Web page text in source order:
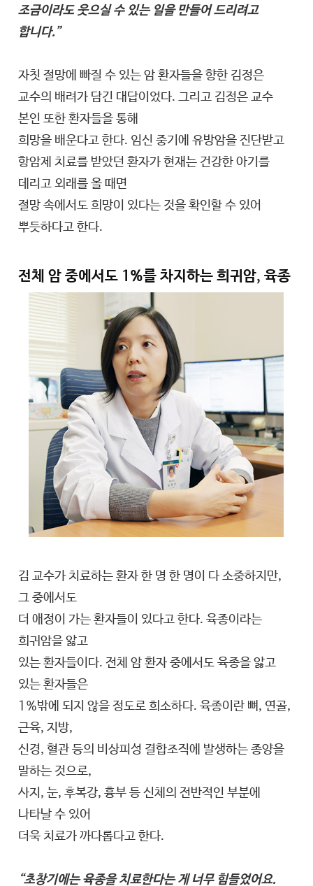
조금이라도 웃으실 수 있는 일을 만들어 드리려고
합니다.”
자칫 절망에 빠질 수 있는 암 환자들을 향한 김정은
교수의 배려가 담긴 대답이었다. 그리고 김정은 교수
본인 또한 환자들을 통해
희망을 배운다고 한다. 임신 중기에 유방암을 진단받고
항암제 치료를 받았던 환자가 현재는 건강한 아기를
데리고 외래를 올 때면
절망 속에서도 희망이 있다는 것을 확인할 수 있어
뿌듯하다고 한다.
전체 암 중에서도 1%를 차지하는 희귀암, 육종
김 교수가 치료하는 환자 한 명 한 명이 다 소중하지만,
그 중에서도
더 애정이 가는 환자들이 있다고 한다. 육종이라는
희귀암을 앓고
있는 환자들이다. 전체 암 환자 중에서도 육종을 앓고
있는 환자들은
1%밖에 되지 않을 정도로 희소하다. 육종이란 뼈, 연골,
근육, 지방,
신경, 혈관 등의 비상피성 결합조직에 발생하는 종양을
말하는 것으로,
사지, 눈, 후복강, 흉부 등 신체의 전반적인 부분에
나타날 수 있어
더욱 치료가 까다롭다고 한다.
“초창기에는 육종을 치료한다는 게 너무 힘들었어요.